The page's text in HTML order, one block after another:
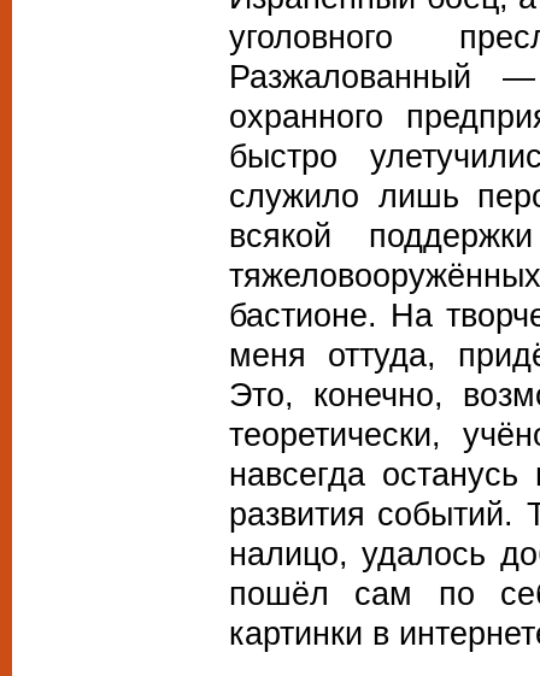
уголовного
Разжалованный
охранного
быстро
служило лишь
всякой
бастионе. На
меня оттуда,
Это, конечно,
теоретически,
навсегда
развития событий.
налицо, удалось
пошёл сам по
картинки в